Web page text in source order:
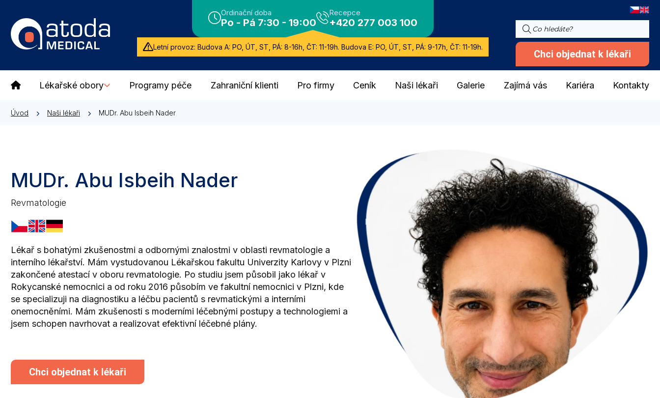
Ordinační doba
Po - Pá 7:30 - 19:00
Recepce
+420 277 003 100
Letní provoz: Budova A: PO, ÚT, ST, PÁ: 8-16h, ČT: 11-19h. Budova E: PO, ÚT, ST, PÁ: 9-17h, ČT: 11-19h.
Chci objednat k lékaři
Lékařské obory Programy péče Zahraniční klienti Pro firmy Ceník Naši lékaři Galerie Zajímá vás Kariéra Kontakty
Úvod Naši lékaři MUDr. Abu Isbeih Nader
MUDr. Abu Isbeih Nader
Revmatologie
Lékař s bohatými zkušenostmi a odbornými znalostmi v oblasti revmatologie a
interního lékařství. Mám vystudovanou Lékařskou fakultu Univerzity Karlovy v Plzni
zakončené atestací v oboru revmatologie. Po studiu jsem působil jako lékař v
Rokycanské nemocnici a od roku 2016 působím ve fakultní nemocnici v Plzni, kde
se specializuji na diagnostiku a léčbu pacientů s revmatickými a interními
onemocněními. Mám zkušenosti s moderními léčebnými postupy a technologiemi a
jsem schopen navrhovat a realizovat efektivní léčebné plány.
Chci objednat k lékaři